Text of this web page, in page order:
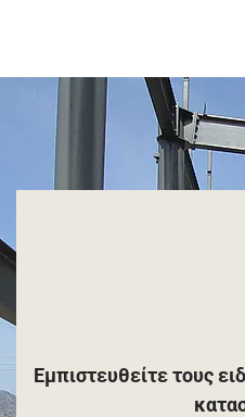
Εμπιστευθείτε τους